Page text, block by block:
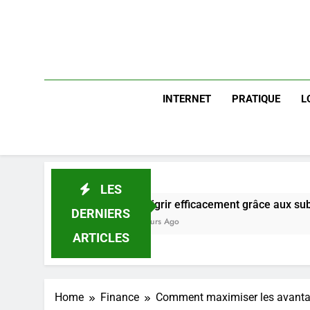
INTERNET PRATIQUE
LES
DERNIERS
ARTICLES
Maigrir efficacement grâce aux substituts de
3 Jours Ago
Home Finance Comment maximiser les